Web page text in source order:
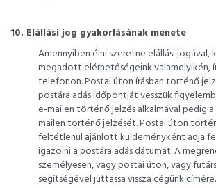
10. Elállási jog gyakorlásának menete
Amennyiben élni szeretne elállási jogával,
megadott elérhetőségeink valamelyikén,
telefonon. Postai úton írásban történő
postára adás időpontját vesszük
e-mailen történő jelzés alkalmával pedig
mailen történő jelzését. Postai úton
feltétlenül ajánlott küldeményként adja
igazolni a postára adás dátumát. A
személyesen, vagy postai úton, vagy
segítségével juttassa vissza cégünk címére.